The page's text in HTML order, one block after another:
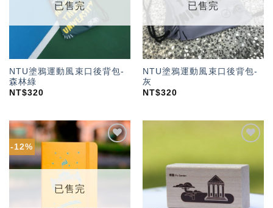
已售完
NTU塗鴉運動風束口後背包-
森林綠
NT$320
已售完
NTU塗鴉運動風束口後背包-
灰
NT$320
-12%
加入
「願
望輕
已售完
望輕